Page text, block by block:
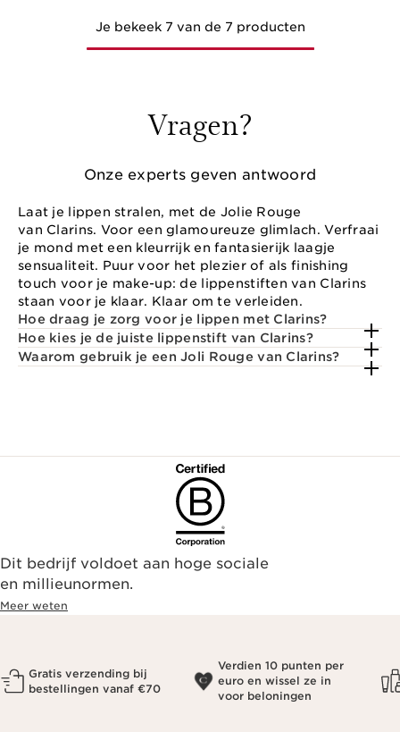
Je bekeek 7 van de 7 producten
Vragen?
Onze experts geven antwoord
Laat je lippen stralen, met de Jolie Rouge
van Clarins. Voor een glamoureuze glimlach. Verfraai
je mond met een kleurrijk en fantasierijk laagje
sensualiteit. Puur voor het plezier of als finishing
touch voor je make-up: de lippenstiften van Clarins
staan voor je klaar. Klaar om te verleiden.
Hoe draag je zorg voor je lippen met Clarins?
Hoe kies je de juiste lippenstift van Clarins?
Waarom gebruik je een Joli Rouge van Clarins?
Dit bedrijf voldoet aan hoge sociale
en millieunormen.
Meer weten
Gratis verzending bij
bestellingen vanaf €70
Verdien 10 punten per
euro en wissel ze in
voor beloningen